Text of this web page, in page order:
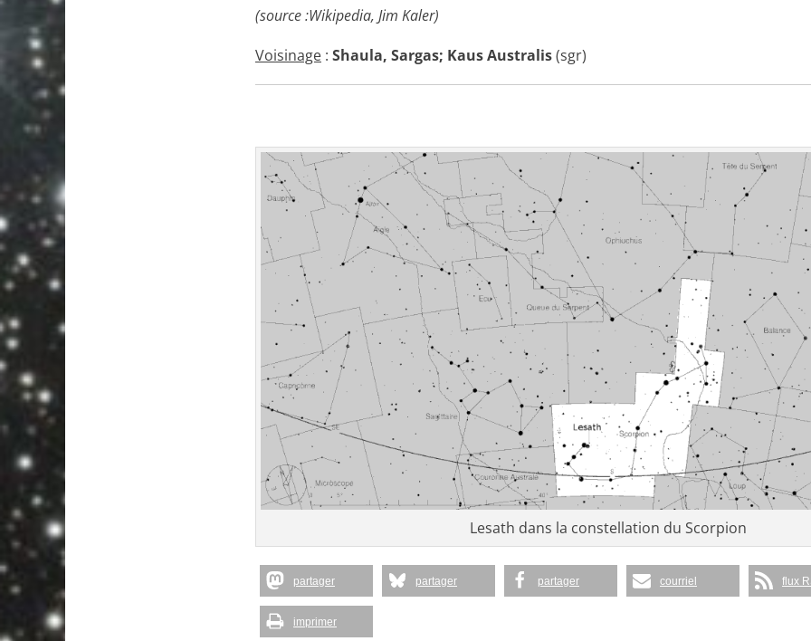
(source :Wikipedia, Jim Kaler)
Voisinage : Shaula, Sargas; Kaus Australis(sgr)
Lesath dans la constellation du Scorpion
partager partager partager courriel flux
imprimer